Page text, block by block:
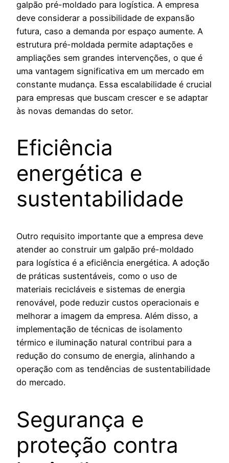
galpão pré-moldado para logística. A empresa
deve considerar a possibilidade de expansão
futura, caso a demanda por espaço aumente. A
estrutura pré-moldada permite adaptações e
ampliações sem grandes intervenções, o que é
uma vantagem significativa em um mercado em
constante mudança. Essa escalabilidade é crucial
para empresas que buscam crescer e se adaptar
às novas demandas do setor.
Eficiência
energética e
sustentabilidade
Outro requisito importante que a empresa deve
atender ao construir um galpão pré-moldado
para logística é a eficiência energética. A adoção
de práticas sustentáveis, como o uso de
materiais recicláveis e sistemas de energia
renovável, pode reduzir custos operacionais e
melhorar a imagem da empresa. Além disso, a
implementação de técnicas de isolamento
térmico e iluminação natural contribui para a
redução do consumo de energia, alinhando a
operação com as tendências de sustentabilidade
do mercado.
Segurança e
proteção contra